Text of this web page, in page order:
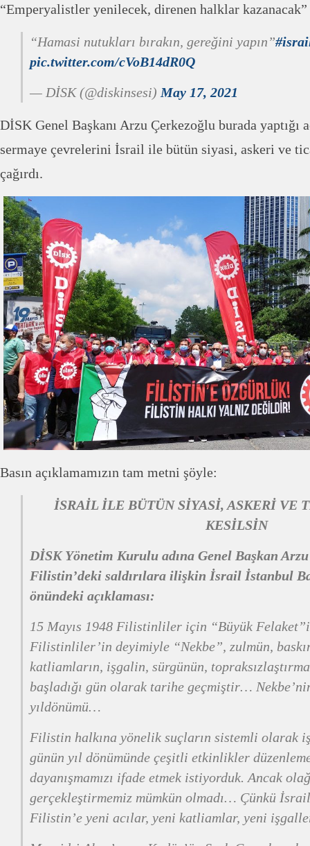
“Emperyalistler yenilecek, direnen halklar kazanacak”
“Hamasi nutukları bırakın, gereğini yapın”
pic.twitter.com/cVoB14dR0Q
— DİSK (@diskinsesi) May 17, 2021
DİSK Genel Başkanı Arzu Çerkezoğlu burada yaptığı
sermaye çevrelerini İsrail ile bütün siyasi, askeri ve
çağırdı.
Basın açıklamamızın tam metni şöyle:
İSRAİL İLE BÜTÜN SİYASİ, ASKERİ VE
KESİLSİN
DİSK Yönetim Kurulu adına Genel Başkan
Filistin’deki saldırılara ilişkin İsrail İstanbul
önündeki açıklaması:
15 Mayıs 1948 Filistinliler için “Büyük
Filistinliler’in deyimiyle “Nekbe”, zulmün,
katliamların, işgalin, sürgünün,
başladığı gün olarak tarihe geçmiştir…
yıldönümü…
Filistin halkına yönelik suçların sistemli olarak
günün yıl dönümünde çeşitli etkinlikler
dayanışmamızı ifade etmek istiyorduk. Ancak
gerçekleştirmemiz mümkün olmadı… Çünkü
Filistin’e yeni acılar, yeni katliamlar, yeni